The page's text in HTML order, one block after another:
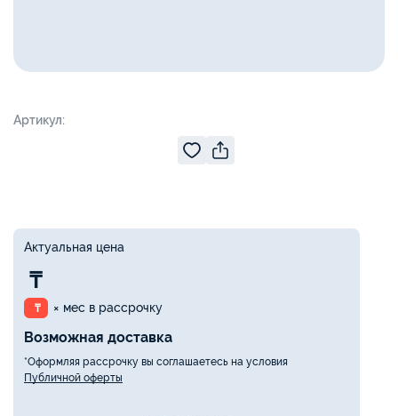
Артикул:
Актуальная цена
₸
₸ × мес в рассрочку
Возможная доставка
*Оформляя рассрочку вы соглашаетесь на условия
Публичной оферты